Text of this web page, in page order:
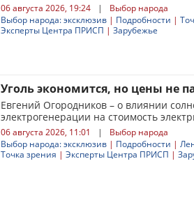
06 августа 2026, 19:24 |
Выбор народа
Выбор народа: эксклюзив | Подробности |
Эксперты Центра ПРИСП | Зарубежье
Уголь экономится, но цены не
Евгений Огородников – о влиянии
электрогенерации на стоимость
06 августа 2026, 11:01 |
Выбор народа
Выбор народа: эксклюзив | Подробности |
Точка зрения | Эксперты Центра ПРИСП |